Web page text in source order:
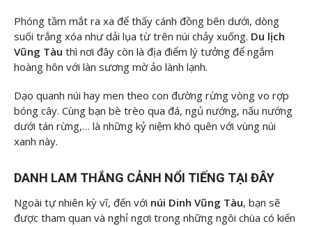
Phóng tầm mắt ra xa để thấy cánh đồng bên dưới, dòng
suối trắng xóa như dải lụa từ trên núi chảy xuống. Du lịch
Vũng Tàu thì nơi đây còn là địa điểm lý tưởng để ngắm
hoàng hôn với làn sương mờ ảo lành lạnh.
Dạo quanh núi hay men theo con đường rừng vòng vo rợp
bóng cây. Cùng bạn bè trèo qua đá, ngủ nướng, nấu nướng
dưới tán rừng,… là những kỷ niệm khó quên với vùng núi
xanh này.
DANH LAM THẮNG CẢNH NỔI TIẾNG TẠI ĐÂY
Ngoài tự nhiên kỳ vĩ, đến với núi Dinh Vũng Tàu, bạn sẽ
được tham quan và nghỉ ngơi trong những ngôi chùa có kiến ​​